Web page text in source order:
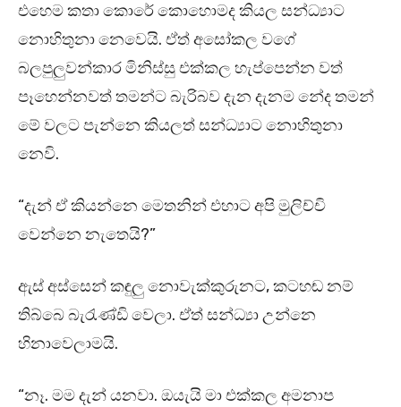
එහෙම කතා කොරේ කොහොමද කියල සන්ධ්‍යාට
නොහිතුනා නෙවෙයි. ඒත් අසෝකල වගේ
බලපුලුවන්කාර මිනිස්සු එක්කල හැප්පෙන්න වත්
පෑහෙන්නවත් තමන්ට බැරිබව දැන දැනම නේද තමන්
මේ වලට පැන්නෙ කියලත් සන්ධ්‍යාට නොහිතුනා
නෙවි.
“දැන් ඒ කියන්නෙ මෙතනින් එහාට අපි මුලිච්චි
වෙන්නෙ නැතෙයි?”
ඇස් අස්සෙන් කඳුලු නොවැක්කුරුනට, කටහඬ නම්
තිබ්බෙ බැරැණ්ඩි වෙලා. ඒත් සන්ධ්‍යා උන්නෙ
හිනාවෙලාමයි.
“නෑ. මම දැන් යනවා. ඔයැයි මා එක්කල අමනාප